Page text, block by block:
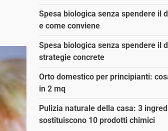
Spesa biologica senza spendere il
e come conviene
Spesa biologica senza spendere il
strategie concrete
Orto domestico per principianti:
in 2 mq
Pulizia naturale della casa: 3
sostituiscono 10 prodotti chimici